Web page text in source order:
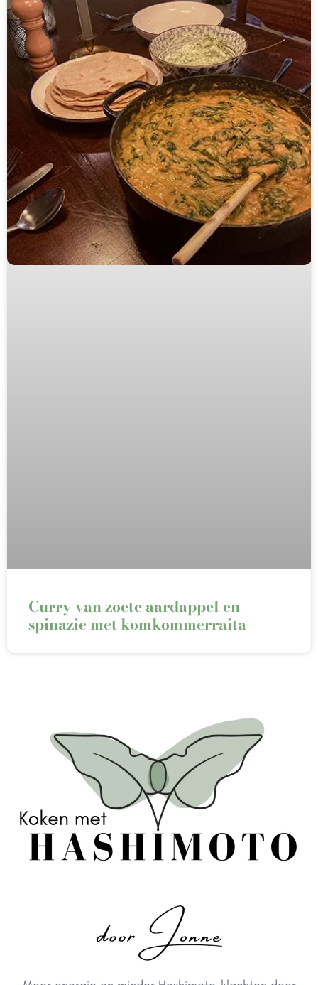
Curry van zoete aardappel en
spinazie met komkommerraita